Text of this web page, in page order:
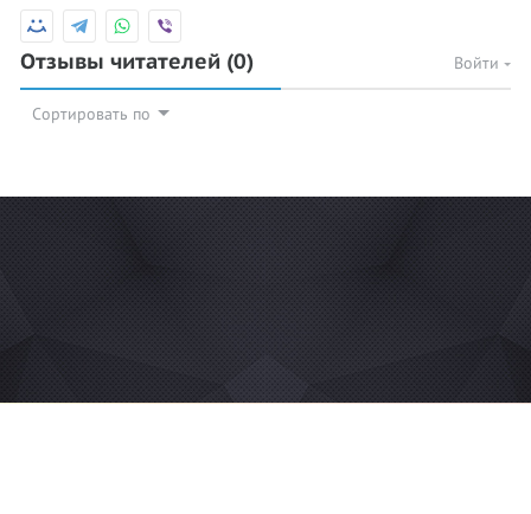
Отзывы читателей (0) Войти
Сортировать по